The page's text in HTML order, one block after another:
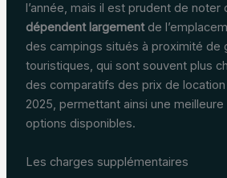
l’année, mais il est prudent de noter
dépendent largementde
des campings situés à proximité de
touristiques, qui sont souvent plus
des comparatifs des prix de
2025, permettant ainsi une
options disponibles.
Les charges supplémentaires